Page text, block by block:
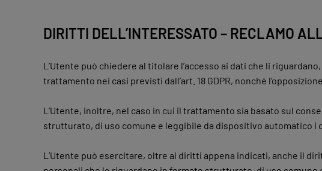
DIRITTI DELL’INTERESSATO – RECLAMO
L’Utente può chiedere al titolare l’accesso ai dati che li
trattamento nei casi previsti dall’art. 18 GDPR, nonché
L’Utente, inoltre, nel caso in cui il trattamento sia basato sul
strutturato, di uso comune e leggibile da dispositivo automatico
L’Utente può esercitare, oltre ai diritti appena indicati, anche il